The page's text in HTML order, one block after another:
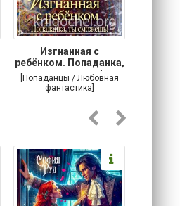
Изгнанная с
ребёнком. Попаданка,
ты сможешь!
[Попаданцы / Любовная
фантастика]